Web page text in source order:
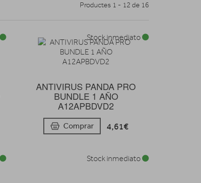
Productes 1 - 12 de 16
ANTIVIRUS PANDA PRO
BUNDLE 1 AÑO
A12APBDVD2
Comprar 4,61€
Stock inmediato
Stock inmediato